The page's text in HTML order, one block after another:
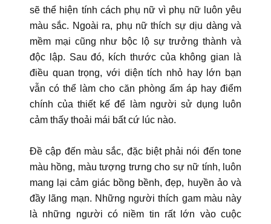
sẽ thể hiện tính cách phụ nữ vì phụ nữ luôn yêu
màu sắc. Ngoài ra, phụ nữ thích sự dịu dàng và
mềm mại cũng như bộc lộ sự trưởng thành và
độc lập. Sau đó, kích thước của không gian là
điều quan trọng, với diện tích nhỏ hay lớn bạn
vẫn có thể làm cho căn phòng ấm áp hay điểm
chính của thiết kế để làm người sử dụng luôn
cảm thấy thoải mái bất cứ lúc nào.
Đề cập đến màu sắc, đặc biệt phải nói đến tone
màu hồng, màu tượng trưng cho sự nữ tính, luôn
mang lại cảm giác bồng bềnh, đẹp, huyền ảo và
đầy lãng mạn. Những người thích gam màu này
là những người có niềm tin rất lớn vào cuộc